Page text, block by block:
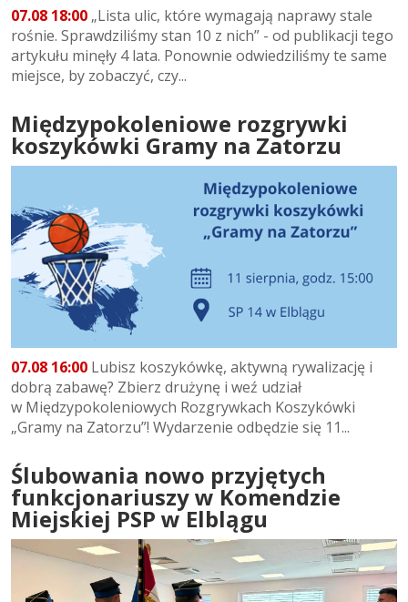
07.08 18:00 „Lista ulic, które wymagają naprawy stale
rośnie. Sprawdziliśmy stan 10 z nich” - od publikacji tego
artykułu minęły 4 lata. Ponownie odwiedziliśmy te same
miejsce, by zobaczyć, czy...
Międzypokoleniowe rozgrywki
koszykówki Gramy na Zatorzu
07.08 16:00 Lubisz koszykówkę, aktywną rywalizację i
dobrą zabawę? Zbierz drużynę i weź udział
w Międzypokoleniowych Rozgrywkach Koszykówki
„Gramy na Zatorzu”! Wydarzenie odbędzie się 11...
Ślubowania nowo przyjętych
funkcjonariuszy w Komendzie
Miejskiej PSP w Elblągu